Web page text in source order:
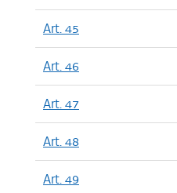
Art. 45
Art. 46
Art. 47
Art. 48
Art. 49